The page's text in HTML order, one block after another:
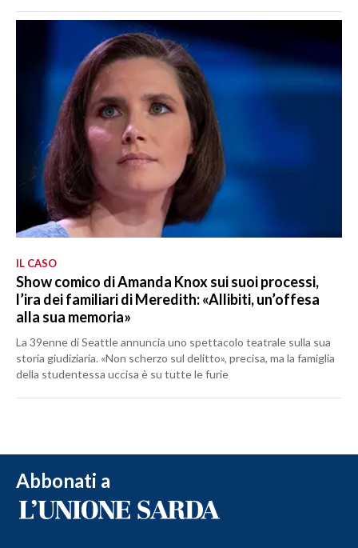
IL CASO
Show comico di Amanda Knox sui suoi processi,
l’ira dei familiari di Meredith: «Allibiti, un’offesa
alla sua memoria»
La 39enne di Seattle annuncia uno spettacolo teatrale sulla sua
storia giudiziaria. «Non scherzo sul delitto», precisa, ma la famiglia
della studentessa uccisa è su tutte le furie
Abbonati a